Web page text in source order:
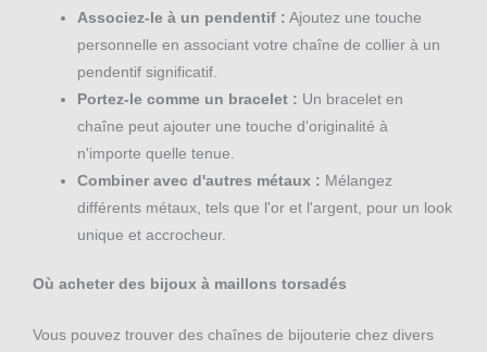
Associez-le à un pendentif : Ajoutez une touche
personnelle en associant votre chaîne de collier à un
pendentif significatif.
Portez-le comme un bracelet : Un bracelet en
chaîne peut ajouter une touche d'originalité à
n'importe quelle tenue.
Combiner avec d'autres métaux : Mélangez
différents métaux, tels que l'or et l'argent, pour un look
unique et accrocheur.
Où acheter des bijoux à maillons torsadés
Vous pouvez trouver des chaînes de bijouterie chez divers